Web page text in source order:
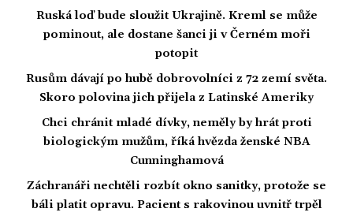
Ruská loď bude sloužit Ukrajině. Kreml se může
pominout, ale dostane šanci ji v Černém moři
potopit
Rusům dávají po hubě dobrovolníci z 72 zemí světa.
Skoro polovina jich přijela z Latinské Ameriky
Chci chránit mladé dívky, neměly by hrát proti
biologickým mužům, říká hvězda ženské NBA
Cunninghamová
Záchranáři nechtěli rozbít okno sanitky, protože se
báli platit opravu. Pacient s rakovinou uvnitř trpěl